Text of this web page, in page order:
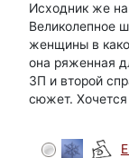
Исходник же
Великолепное
женщины в
она ряженная
ЗП и второй
сюжет. Хочется